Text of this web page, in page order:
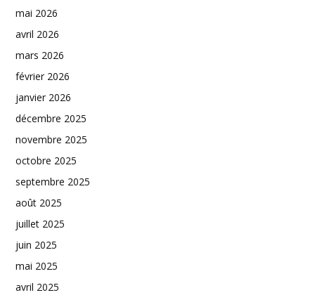
mai 2026
avril 2026
mars 2026
février 2026
janvier 2026
décembre 2025
novembre 2025
octobre 2025
septembre 2025
août 2025
juillet 2025
juin 2025
mai 2025
avril 2025